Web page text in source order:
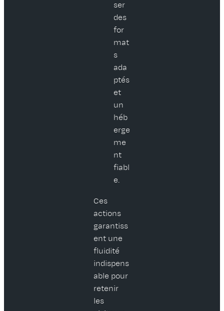
ser
des
for
mat
s
ada
ptés
et
un
héb
erge
me
nt
fiabl
e.
Ces
actions
garantiss
ent une
fluidité
indispens
able pour
retenir
les